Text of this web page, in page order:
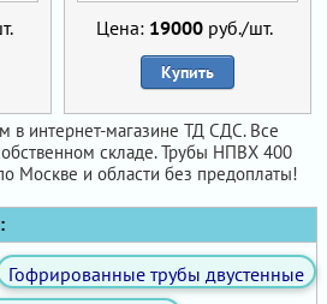
Цена: 19000 руб./шт.
Купить
в интернет-магазине ТД СДС. Все
складе. Трубы НПВХ 400
Москве и области без предоплаты!
Гофрированные трубы двустенные